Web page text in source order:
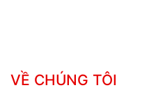
VỀ CHÚNG TÔI